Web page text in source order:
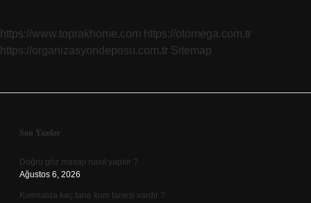
https://www.toprakhome.com https://otomega.com.tr
https://organizasyondeposu.com.tr Sitemap
Sidebar
Son Yazılar
Doğru göz masajı nasıl yapılır ?
Ağustos 6, 2026
Kumsalda kaç tane kum tanesi vardır ?